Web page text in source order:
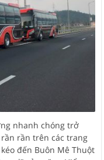
nhanh chóng trở
rần trên các trang
đến Buôn Mê Thuột